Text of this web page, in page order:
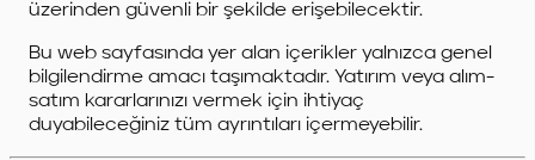
üzerinden güvenli bir şekilde erişebilecektir.
Bu web sayfasında yer alan içerikler yalnızca genel
bilgilendirme amacı taşımaktadır. Yatırım veya alım-
satım kararlarınızı vermek için ihtiyaç
duyabileceğiniz tüm ayrıntıları içermeyebilir.